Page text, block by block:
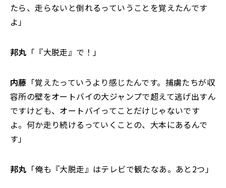
たら、走らないと倒れるっていうことを覚えたんです
よ」
邦丸 「『大脱走』で！」
内藤 「覚えたっていうより感じたんです。捕虜たちが収
容所の壁をオートバイの大ジャンプで超えて逃げ出すん
ですけども、オートバイってことだけじゃないです
よ。何か走り続けるっていくことの、大本にあるんで
す」
邦丸 「俺も『大脱走』はテレビで観たなあ。あと2つ」